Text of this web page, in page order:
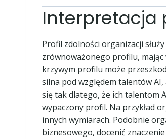
Interpretacja
Profil zdolności organizacji
zrównoważonego profilu, mając
krzywym profilu może
silna pod względem talentów
się tak dlatego, że ich talentom
wypaczony profil. Na przykład
innych wymiarach. Podobnie
biznesowego, docenić